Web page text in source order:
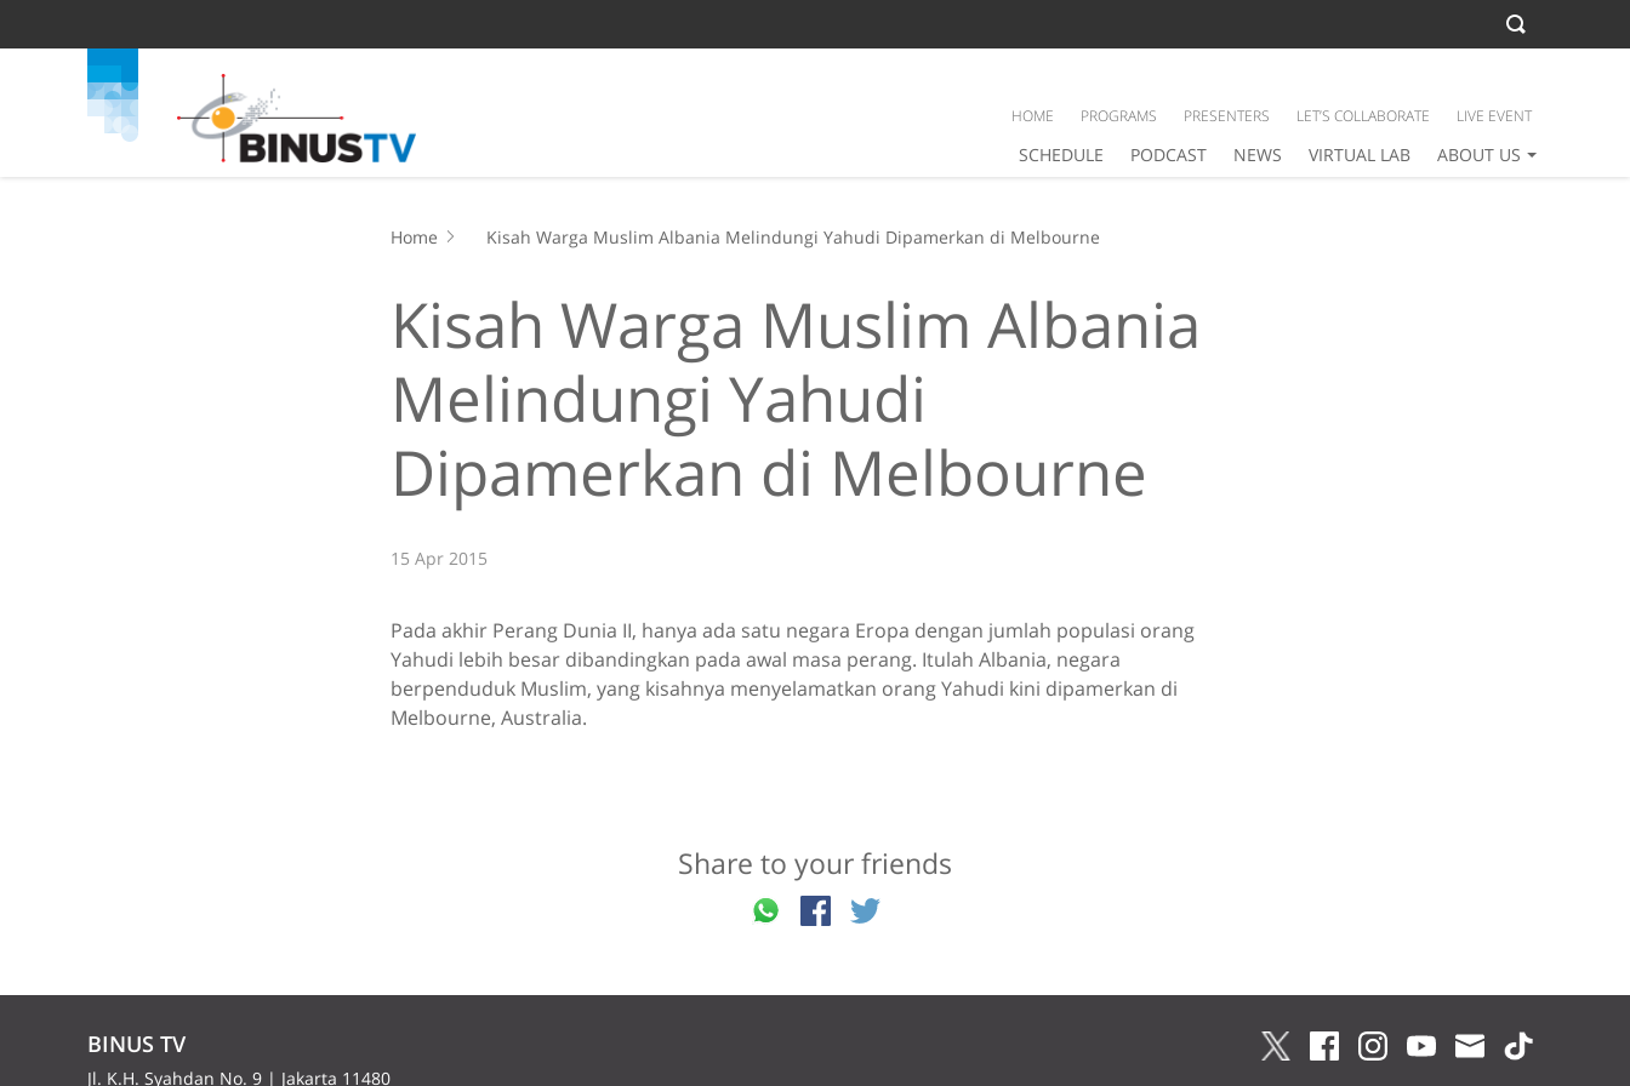
SCHEDULE PODCAST NEWS VIRTUAL LAB ABOUT US
HOME PROGRAMS PRESENTERS LET’S COLLABORATE LIVE EVENT
Home Kisah Warga Muslim Albania Melindungi Yahudi Dipamerkan di Melbourne
Kisah Warga Muslim Albania
Melindungi Yahudi
Dipamerkan di Melbourne
15 Apr 2015
Pada akhir Perang Dunia II, hanya ada satu negara Eropa dengan jumlah populasi orang
Yahudi lebih besar dibandingkan pada awal masa perang. Itulah Albania, negara
berpenduduk Muslim, yang kisahnya menyelamatkan orang Yahudi kini dipamerkan di
Melbourne, Australia.
Share to your friends
BINUS TV
Jl. K.H. Syahdan No. 9 | Jakarta 11480